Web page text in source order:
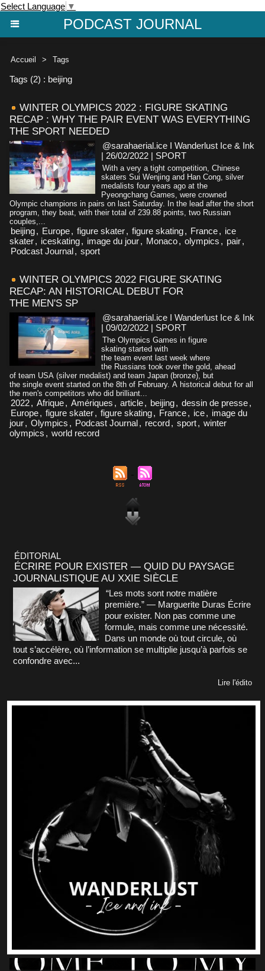
Select Language ▼
PODCAST JOURNAL
Accueil > Tags
Tags (2) : beijing
WINTER OLYMPICS 2022 : FIGURE SKATING
RECAP : WHY THE PAIR EVENT WAS EVERYTHING
THE SPORT NEEDED
@sarahaerial.ice I Wanderlust Ice & Ink
| 26/02/2022 | SPORT
With a very a tight competition, Chinese
skaters Sui Wenjing and Han Cong, silver
medalists four years ago at the
Pyeongchang Games, were crowned
Olympic champions in pairs on last Saturday. In the lead after the short
program, they beat, with their total of 239.88 points, two Russian
couples,...
beijing, Europe, figure skater, figure skating, France, ice
skater, iceskating, image du jour, Monaco, olympics , pair,
Podcast Journal, sport
WINTER OLYMPICS 2022 FIGURE SKATING
RECAP: AN HISTORICAL DEBUT FOR
THE MEN'S SP
@sarahaerial.ice I Wanderlust Ice & Ink
| 09/02/2022 | SPORT
The Olympics Games in figure
skating started with
the team event last week where
the Russians took over the gold, ahead
of team USA (silver medalist) and team Japan (bronze), but
the single event started on the 8th of February. A historical debut for all
the men's competitors who did brilliant...
2022, Afrique, Amériques , article, beijing, dessin de presse,
Europe, figure skater, figure skating, France, ice, image du
jour, Olympics , Podcast Journal, record, sport, winter
olympics , world record
ÉDITORIAL
ÉCRIRE POUR EXISTER — QUID DU PAYSAGE
JOURNALISTIQUE AU XXIE SIÈCLE
“Les mots sont notre matière
première.” — Marguerite Duras Écrire
pour exister. Non pas comme une
formule, mais comme une nécessité.
Dans un monde où tout circule, où
tout s’accélère, où l’information se multiplie jusqu’à parfois se
confondre avec...
Lire l'édito